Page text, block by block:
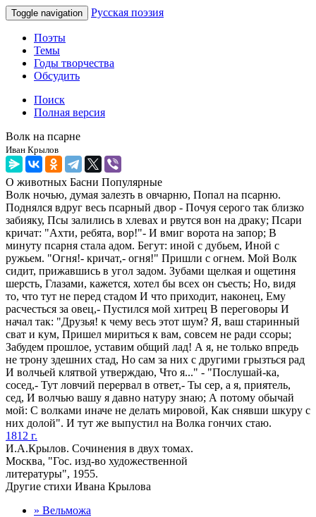
Toggle navigation Русская поэзия
Поэты
Темы
Годы творчества
Обсудить
Поиск
Полная версия
Волк на псарне
Иван Крылов
О животных Басни Популярные
Волк ночью, думая залезть в овчарню, Попал на псарню.
Поднялся вдруг весь псарный двор - Почуя серого так близко
забияку, Псы залились в хлевах и рвутся вон на драку; Псари
кричат: "Ахти, ребята, вор!"- И вмиг ворота на запор; В
минуту псарня стала адом. Бегут: иной с дубьем, Иной с
ружьем. "Огня!- кричат,- огня!" Пришли с огнем. Мой Волк
сидит, прижавшись в угол задом. Зубами щелкая и ощетиня
шерсть, Глазами, кажется, хотел бы всех он съесть; Но, видя
то, что тут не перед стадом И что приходит, наконец, Ему
расчесться за овец,- Пустился мой хитрец В переговоры И
начал так: "Друзья! к чему весь этот шум? Я, ваш старинный
сват и кум, Пришел мириться к вам, совсем не ради ссоры;
Забудем прошлое, уставим общий лад! А я, не только впредь
не трону здешних стад, Но сам за них с другими грызться рад
И волчьей клятвой утверждаю, Что я..." - "Послушай-ка,
сосед,- Тут ловчий перервал в ответ,- Ты сер, а я, приятель,
сед, И волчью вашу я давно натуру знаю; А потому обычай
мой: С волками иначе не делать мировой, Как снявши шкуру с
них долой". И тут же выпустил на Волка гончих стаю.
1812 г.
И.А.Крылов. Сочинения в двух томах.
Москва, "Гос. изд-во художественной
литературы", 1955.
Другие стихи Ивана Крылова
» Вельможа